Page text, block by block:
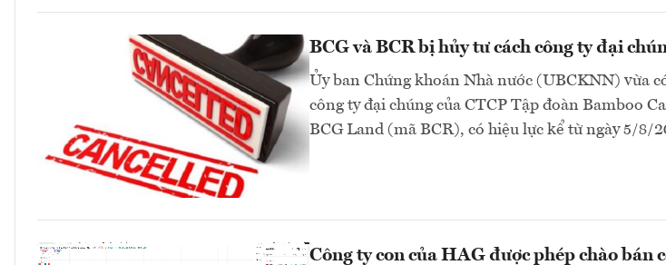
BCG và BCR bị hủy tư cách công ty đại
Ủy ban Chứng khoán Nhà nước (UBCKNN) vừa
công ty đại chúng của CTCP Tập đoàn Bamboo
BCG Land (mã BCR), có hiệu lực kể từ ngày 5/8/
Công ty con của HAG được phép chào bán